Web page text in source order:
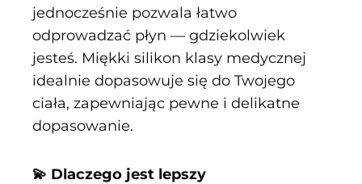
jednocześnie pozwala łatwo
odprowadzać płyn — gdziekolwiek
jesteś. Miękki silikon klasy medycznej
idealnie dopasowuje się do Twojego
ciała, zapewniając pewne i delikatne
dopasowanie.
💫 Dlaczego jest lepszy